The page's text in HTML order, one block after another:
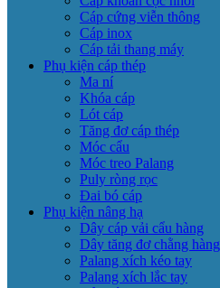
Cáp cứng viễn thông
Cáp inox
Cáp tải thang máy
Phụ kiện cáp thép
Ma ní
Khóa cáp
Lót cáp
Tăng đơ cáp thép
Móc cẩu
Móc treo Palang
Puly ròng rọc
Đai bó cáp
Phụ kiện nâng hạ
Dây cáp vải cẩu hàng
Dây tăng đơ chằng hàng
Palang xích kéo tay
Palang xích lắc tay